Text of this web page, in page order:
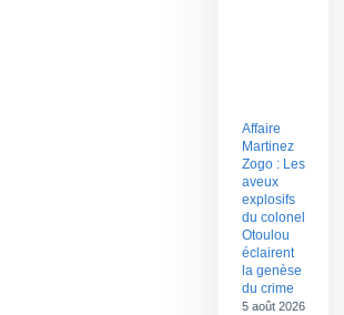
Affaire
Martinez
Zogo : Les
aveux
explosifs
du colonel
Otoulou
éclairent
la genèse
du crime
5 août 2026